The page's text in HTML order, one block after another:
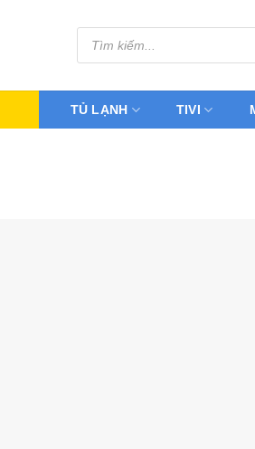
Tìm
kiếm
sản
TỦ LẠNH TIVI